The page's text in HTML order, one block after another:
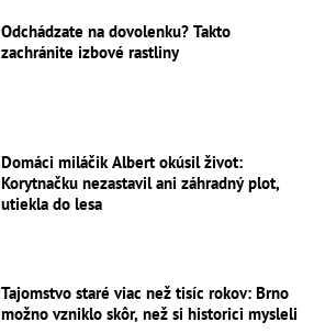
Odchádzate na dovolenku? Takto
zachránite izbové rastliny
Domáci miláčik Albert okúsil život:
Korytnačku nezastavil ani záhradný plot,
utiekla do lesa
Tajomstvo staré viac než tisíc rokov: Brno
možno vzniklo skôr, než si historici mysleli